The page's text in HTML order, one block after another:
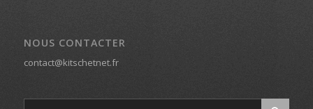
NOUS CONTACTER
contact@kitschetnet.fr